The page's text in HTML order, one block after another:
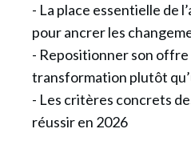
- La place essentielle de
pour ancrer les
- Repositionner son offre
transformation plutôt
- Les critères concrets
réussir en 2026